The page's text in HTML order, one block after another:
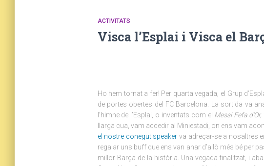
ACTIVITATS
Visca l’Esplai i Visca el
Ho hem tornat a fer! Per quarta vegada, el Grup
de portes obertes del FC Barcelona. La sortida va
l’himne de l’Esplai, o inventats com el Messi Fefa d’Or,
llarga cua, vam accedir al Miniestadi, on ens vam
el nostre conegut speaker va adreçar-se a nosaltres
regalar uns buff que ens van anar d’allò més bé per
millor Barça de la història. Una vegada finalitzat, i